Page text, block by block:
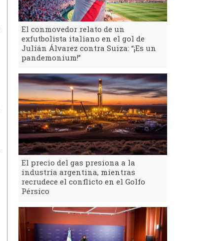
El conmovedor relato de un
exfutbolista italiano en el gol de
Julián Álvarez contra Suiza: “¡Es un
pandemonium!”
El precio del gas presiona a la
industria argentina, mientras
recrudece el conflicto en el Golfo
Pérsico